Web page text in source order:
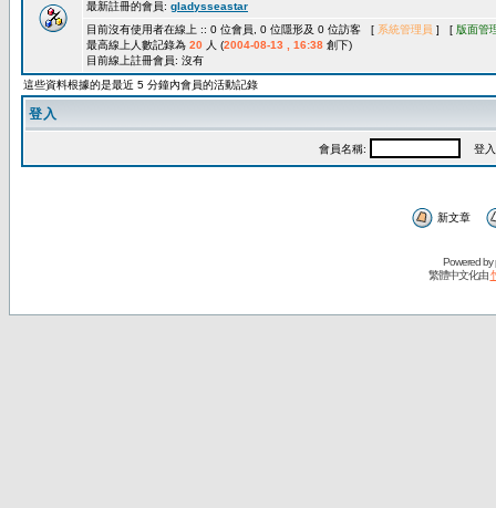
最新註冊的會員: gladysseastar
目前沒有使用者在線上 :: 0 位會員, 0 位隱形及 0 位訪客 [ 系統管理員 ] [ 版面管
最高線上人數記錄為 20 人 (2004-08-13 , 16:38 創下)
目前線上註冊會員: 沒有
這些資料根據的是最近 5 分鐘內會員的活動記錄
登入
會員名稱: 登入
新文章
Powered by
繁體中文化由